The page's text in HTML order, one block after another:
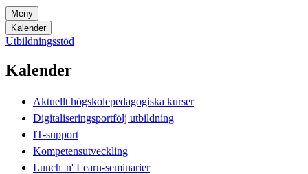
Meny
Kalender
Utbildningsstöd
Kalender
Aktuellt högskolepedagogiska kurser
Digitaliseringsportfölj utbildning
IT-support
Kompetensutveckling
Lunch 'n' Learn-seminarier